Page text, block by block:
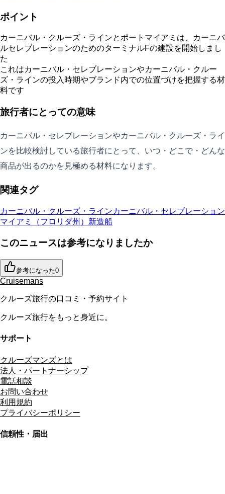
ポイント
カーニバル・クルーズ・ラインとポートマイアミは、カーニバ
ルセレブレーションのためのターミナルFの建設を開始しまし
た
これはカーニバル・セレブレーションやカーニバル・クルー
ズ・ラインの投入時期やブランド内での位置づけを把握する材
料です
旅行者にとっての意味
カーニバル・セレブレーションやカーニバル・クルーズ・ライ
ンを比較検討している旅行者にとって、いつ・どこで・どんな
商品が出るのかを見極める材料になります。
関連タグ
カーニバル・クルーズ・ラインカーニバル・セレブレーション
マイアミ（フロリダ州） 新造船
このニュースは参考になりましたか
参考になった0
Cruisemans
クルーズ旅行の口コミ・予約サイト
クルーズ旅行をもっと身近に。
サポート
クルーズマンズとは
法人・パートナーシップ
電話相談
お問い合わせ
利用規約
プライバシーポリシー
信頼性・届出